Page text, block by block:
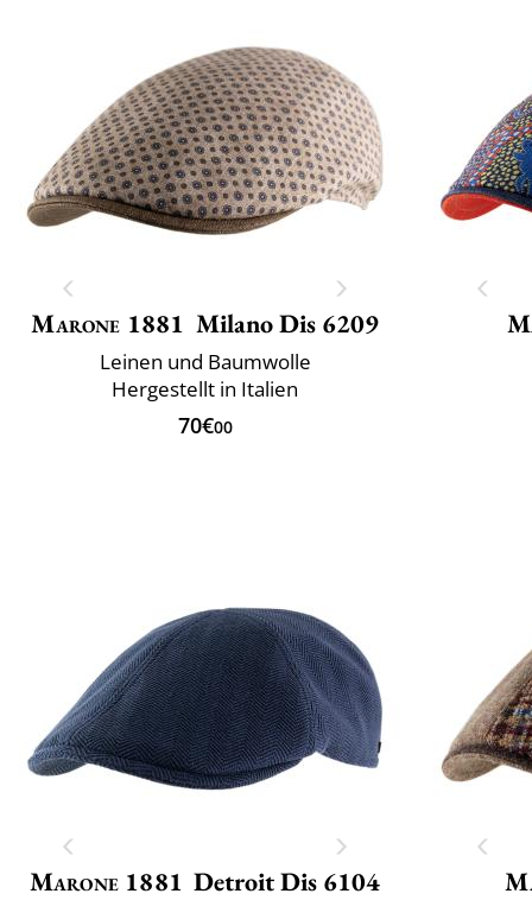
Marone 1881 Milano Dis 6209
Leinen und Baumwolle
Hergestellt in Italien
70€00
Marone 1881 Detroit Dis 6104